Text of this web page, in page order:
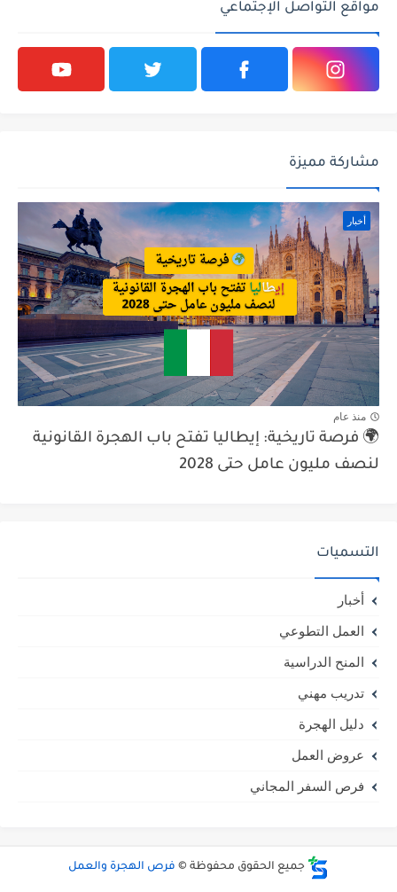
مواقع التواصل الإجتماعي
مشاركة مميزة
أخبار
منذ عام
🌍 فرصة تاريخية: إيطاليا تفتح باب الهجرة القانونية
لنصف مليون عامل حتى 2028
التسميات
أخبار
العمل التطوعي
المنح الدراسية
تدريب مهني
دليل الهجرة
عروض العمل
فرص السفر المجاني
جميع الحقوق محفوظة © فرص الهجرة والعمل